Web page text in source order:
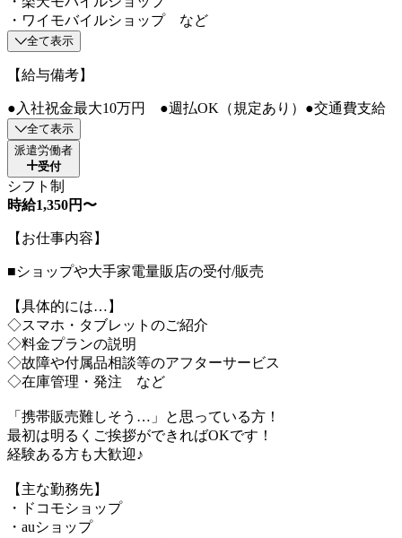
・ワイモバイルショップ など
全て表示
【給与備考】
●入社祝金最大10万円 ●週払OK（規定あり）●交通費支給
全て表示
派遣労働者
受付
シフト制
時給1,350円〜
【お仕事内容】
■ショップや大手家電量販店の受付/販売
【具体的には…】
◇スマホ・タブレットのご紹介
◇料金プランの説明
◇故障や付属品相談等のアフターサービス
◇在庫管理・発注 など
「携帯販売難しそう…」と思っている方！
最初は明るくご挨拶ができればOKです！
経験ある方も大歓迎♪
【主な勤務先】
・ドコモショップ
・auショップ